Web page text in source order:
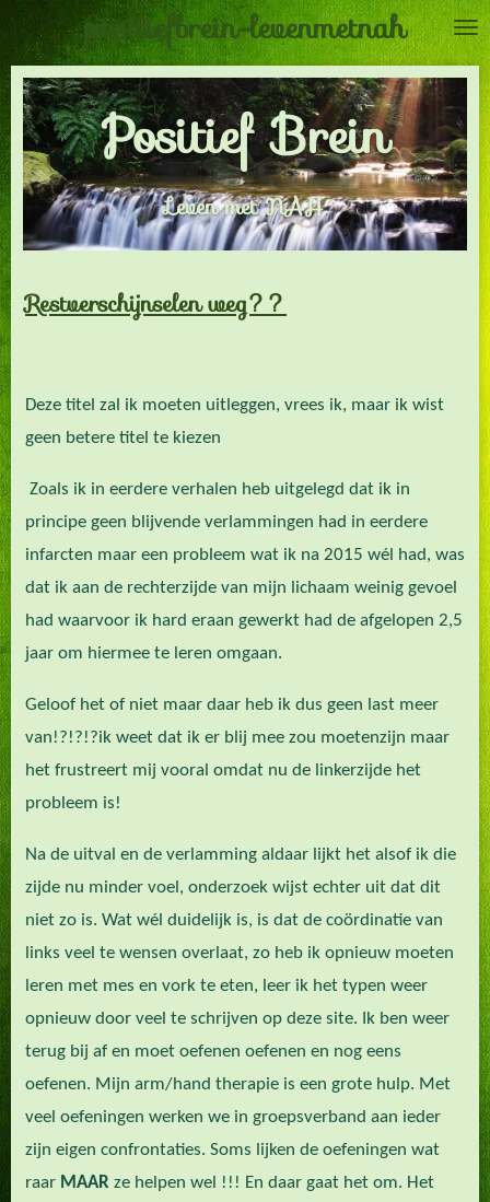
direct
naar
de
hoofdinhoud
positiefbrein-levenmetnah
Positief Brein
Leven met NAH
Restverschijnselen weg??
Deze titel zal ik moeten uitleggen, vrees ik, maar ik wist
geen betere titel te kiezen
Zoals ik in eerdere verhalen heb uitgelegd dat ik in
principe geen blijvende verlammingen had in eerdere
infarcten maar een probleem wat ik na 2015 wél had, was
dat ik aan de rechterzijde van mijn lichaam weinig gevoel
had waarvoor ik hard eraan gewerkt had de afgelopen 2,5
jaar om hiermee te leren omgaan.
Geloof het of niet maar daar heb ik dus geen last meer
van!?!?!?ik weet dat ik er blij mee zou moetenzijn maar
het frustreert mij vooral omdat nu de linkerzijde het
probleem is!
Na de uitval en de verlamming aldaar lijkt het alsof ik die
zijde nu minder voel, onderzoek wijst echter uit dat dit
niet zo is. Wat wél duidelijk is, is dat de coördinatie van
links veel te wensen overlaat, zo heb ik opnieuw moeten
leren met mes en vork te eten, leer ik het typen weer
opnieuw door veel te schrijven op deze site. Ik ben weer
terug bij af en moet oefenen oefenen en nog eens
oefenen. Mijn arm/hand therapie is een grote hulp. Met
veel oefeningen werken we in groepsverband aan ieder
zijn eigen confrontaties. Soms lijken de oefeningen wat
raar MAAR ze helpen wel !!! En daar gaat het om. Het